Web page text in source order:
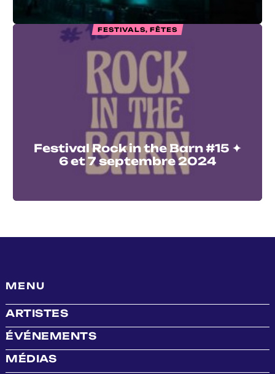
FESTIVALS, FÊTES
Festival Rock in the Barn #15 ✦
6 et 7 septembre 2024
MENU
ARTISTES
ÉVÉNEMENTS
MÉDIAS